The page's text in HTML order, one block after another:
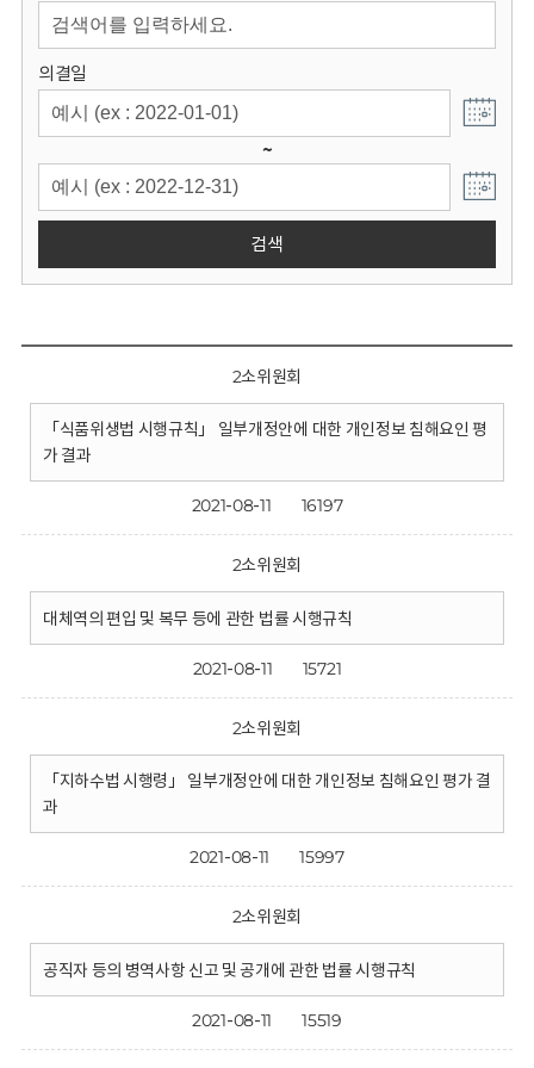
의결일
~
검색
2소위원회
「식품위생법 시행규칙」 일부개정안에 대한 개인정보 침해요인 평
가 결과
2021-08-11 16197
2소위원회
대체역의 편입 및 복무 등에 관한 법률 시행규칙
2021-08-11 15721
2소위원회
「지하수법 시행령」 일부개정안에 대한 개인정보 침해요인 평가 결
과
2021-08-11 15997
2소위원회
공직자 등의 병역사항 신고 및 공개에 관한 법률 시행규칙
2021-08-11 15519